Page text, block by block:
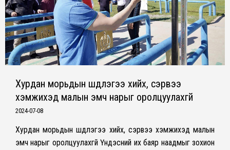
Хурдан морьдын шүдлэгээ хийх, сэрвээ
хэмжихэд малын эмч нарыг оролцуулахгүй
2024-07-08
Хурдан морьдын шүдлэгээ хийх, сэрвээ хэмжихэд малын
эмч нарыг оролцуулахгүй Үндэсний их баяр наадмыг зохион